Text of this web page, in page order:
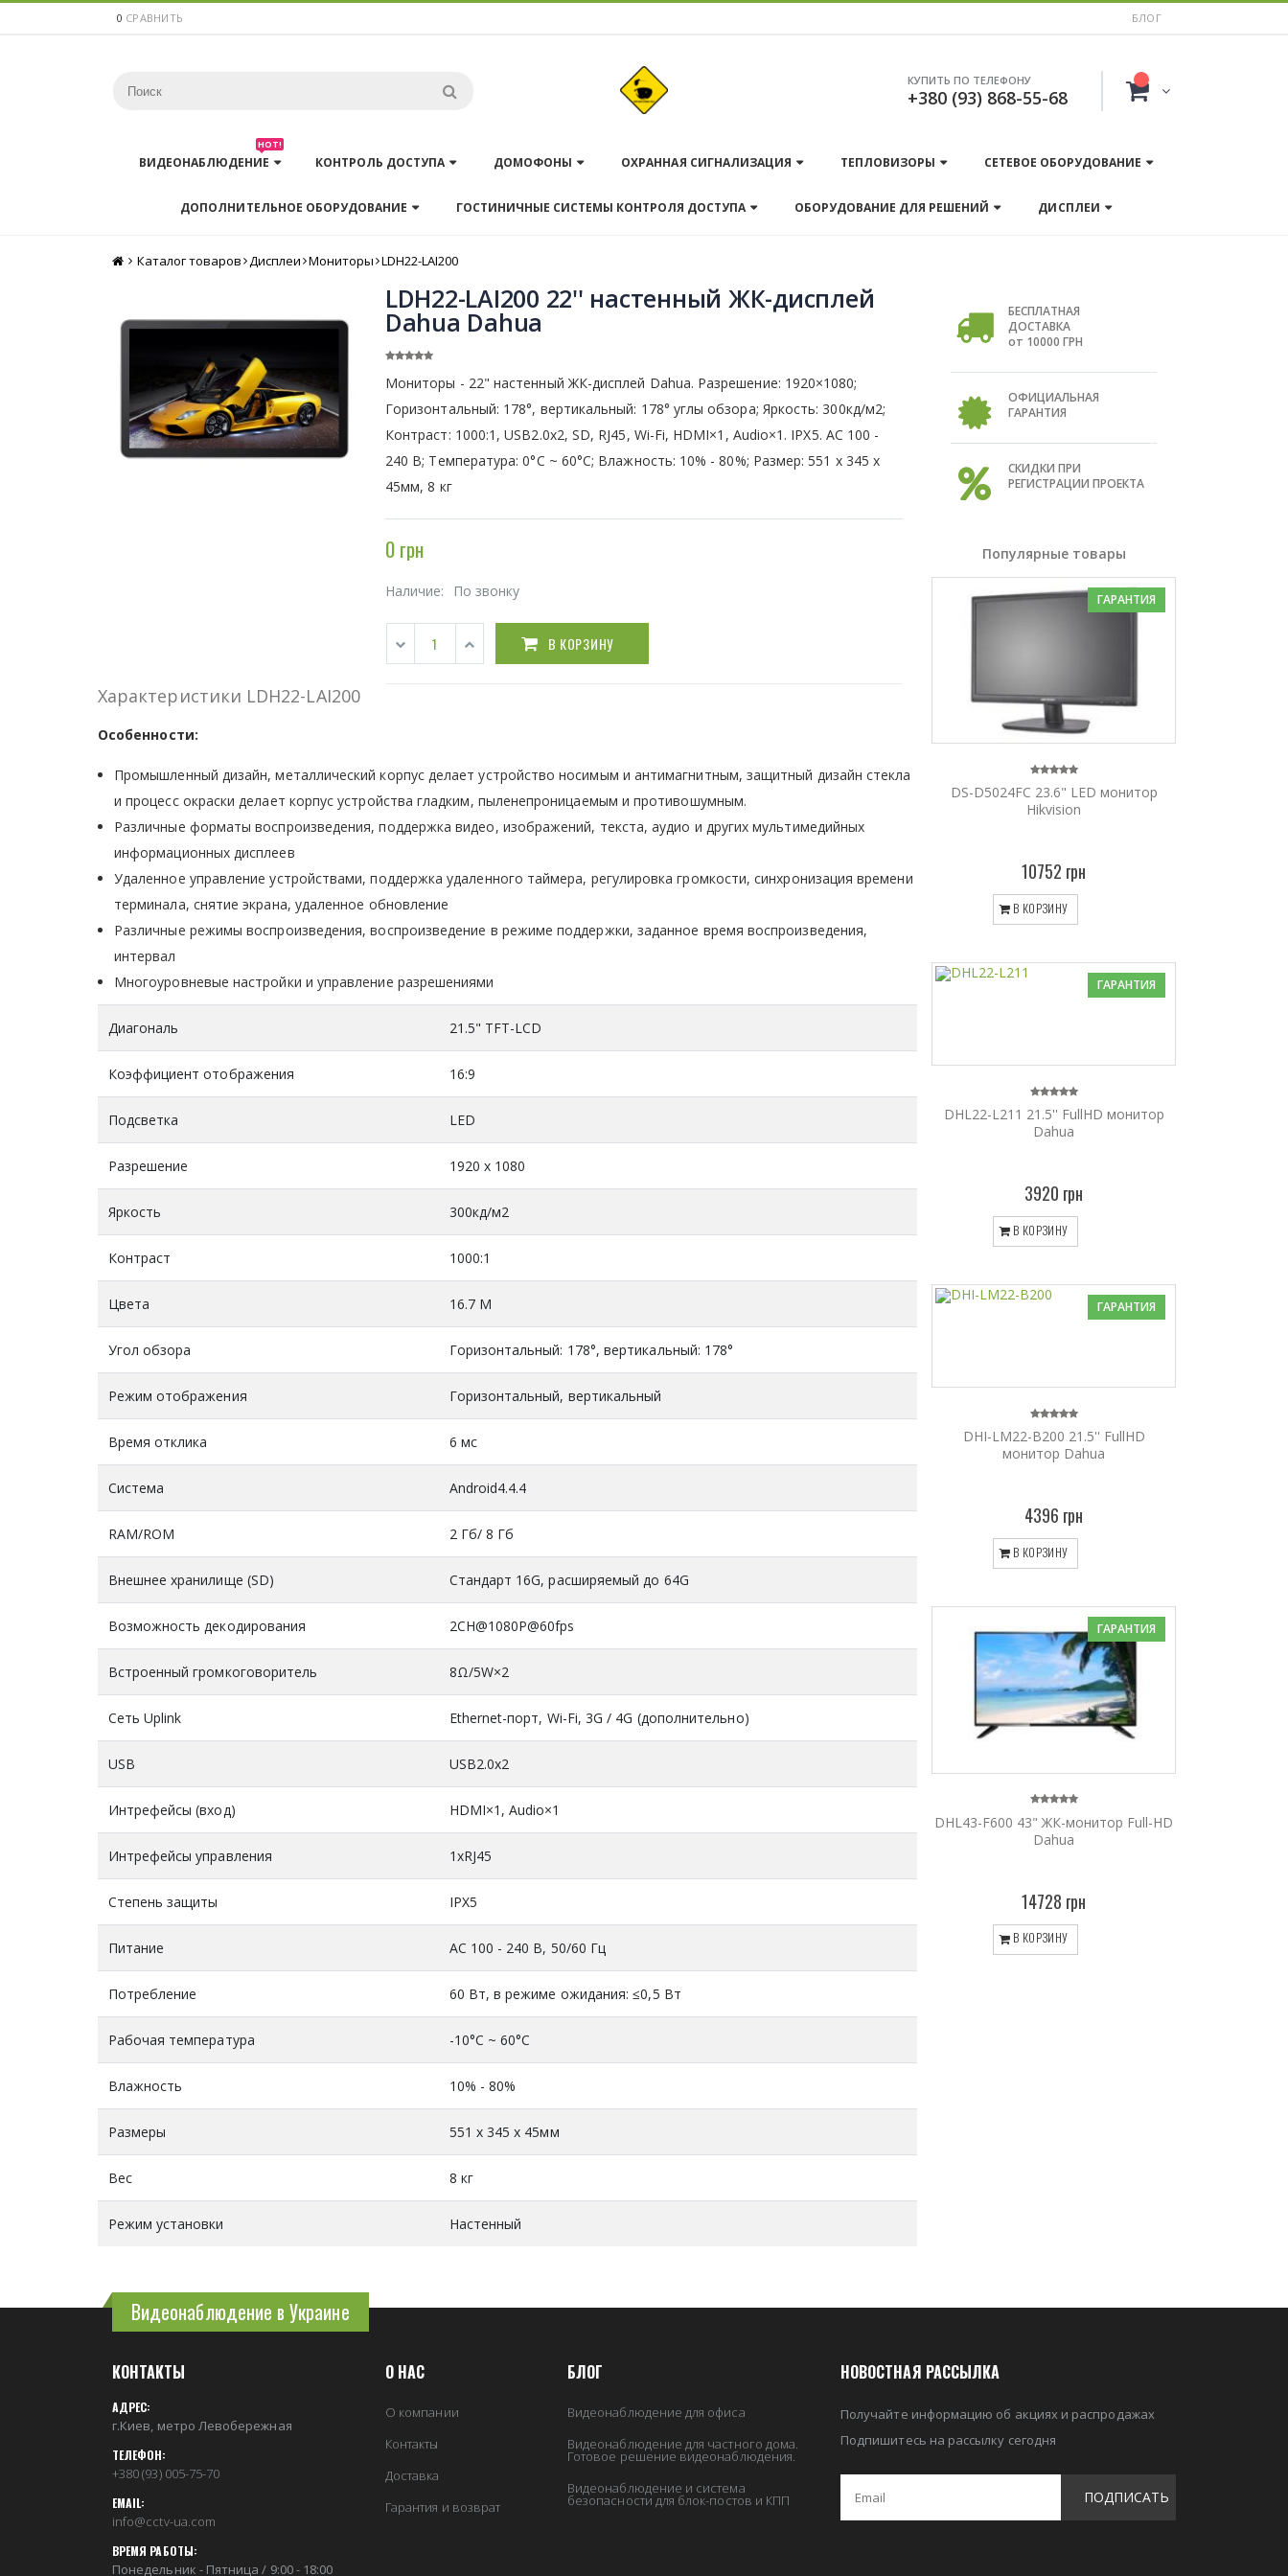
0 СРАВНИТЬ БЛОГ
КУПИТЬ ПО ТЕЛЕФОНУ
+380 (93) 868-55-68
ВИДЕОНАБЛЮДЕНИЕ
HOT!
КОНТРОЛЬ ДОСТУПА ДОМОФОНЫ ОХРАННАЯ СИГНАЛИЗАЦИЯ ТЕПЛОВИЗОРЫ СЕТЕВОЕ ОБОРУДОВАНИЕ
ДОПОЛНИТЕЛЬНОЕ ОБОРУДОВАНИЕ ГОСТИНИЧНЫЕ СИСТЕМЫ КОНТРОЛЯ ДОСТУПА ОБОРУДОВАНИЕ ДЛЯ РЕШЕНИЙ ДИСПЛЕИ
Главная
Каталог товаров Дисплеи Мониторы LDH22-LAI200
LDH22-LAI200 22'' настенный ЖК-дисплей
Dahua Dahua
Мониторы - 22" настенный ЖК-дисплей Dahua. Разрешение: 1920×1080;
Горизонтальный: 178°, вертикальный: 178° углы обзора; Яркость: 300кд/м2;
Контраст: 1000:1, USB2.0x2, SD, RJ45, Wi-Fi, HDMI×1, Audio×1. IPX5. АС 100 -
240 В; Температура: 0°C ~ 60°C; Влажность: 10% - 80%; Размер: 551 х 345 х
45мм, 8 кг
0 грн
Наличие: По звонку
В КОРЗИНУ
Характеристики LDH22-LAI200
Особенности:
Промышленный дизайн, металлический корпус делает устройство носимым и антимагнитным, защитный дизайн стекла
и процесс окраски делает корпус устройства гладким, пыленепроницаемым и противошумным.
Различные форматы воспроизведения, поддержка видео, изображений, текста, аудио и других мультимедийных
информационных дисплеев
Удаленное управление устройствами, поддержка удаленного таймера, регулировка громкости, синхронизация времени
терминала, снятие экрана, удаленное обновление
Различные режимы воспроизведения, воспроизведение в режиме поддержки, заданное время воспроизведения,
интервал
Многоуровневые настройки и управление разрешениями
Диагональ 21.5" TFT-LCD
Коэффициент отображения 16:9
Подсветка LED
Разрешение 1920 x 1080
Яркость 300кд/м2
Контраст 1000:1
Цвета 16.7 М
Угол обзора Горизонтальный: 178°, вертикальный: 178°
Режим отображения Горизонтальный, вертикальный
Время отклика 6 мс
Система Android4.4.4
RAM/ROM 2 Гб/ 8 Гб
Внешнее хранилище (SD) Стандарт 16G, расширяемый до 64G
Возможность декодирования 2CH@1080P@60fps
Встроенный громкоговоритель 8Ω/5W×2
Сеть Uplink Ethernet-порт, Wi-Fi, 3G / 4G (дополнительно)
USB USB2.0x2
Интрефейсы (вход) HDMI×1, Audio×1
Интрефейсы управления 1xRJ45
Степень защиты IPX5
Питание АС 100 - 240 В, 50/60 Гц
Потребление 60 Вт, в режиме ожидания: ≤0,5 Вт
Рабочая температура -10°C ~ 60°C
Влажность 10% - 80%
Размеры 551 х 345 х 45мм
Вес 8 кг
Режим установки Настенный
БЕСПЛАТНАЯ
ДОСТАВКА
от 10000 ГРН
ОФИЦИАЛЬНАЯ
ГАРАНТИЯ
СКИДКИ ПРИ
РЕГИСТРАЦИИ ПРОЕКТА
Популярные товары
ГАРАНТИЯ
DS-D5024FC 23.6" LED монитор
Hikvision
10752 грн
В КОРЗИНУ
ГАРАНТИЯ
DHL22-L211 21.5'' FullHD монитор
Dahua
3920 грн
В КОРЗИНУ
ГАРАНТИЯ
DHI-LM22-B200 21.5'' FullHD
монитор Dahua
4396 грн
В КОРЗИНУ
ГАРАНТИЯ
DHL43-F600 43" ЖК-монитор Full-HD
Dahua
14728 грн
В КОРЗИНУ
Видеонаблюдение в Украине
КОНТАКТЫ
АДРЕС:
г.Киев, метро Левобережная
ТЕЛЕФОН:
+380 (93) 005-75-70
EMAIL:
info@cctv-ua.com
ВРЕМЯ РАБОТЫ:
Понедельник - Пятница / 9:00 - 18:00
О НАС
О компании
Контакты
Доставка
Гарантия и возврат
БЛОГ
Видеонаблюдение для офиса
Видеонаблюдение для частного дома.
Готовое решение видеонаблюдения.
Видеонаблюдение и система
безопасности для блок-постов и КПП
НОВОСТНАЯ РАССЫЛКА
Получайте информацию об акциях и распродажах
Подпишитесь на рассылку сегодня
ПОДПИСАТЬ